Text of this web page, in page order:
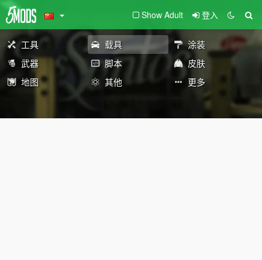
Show Adult 登入
工具 载具
涂装
武器
脚本
皮肤
地图
其他 更多